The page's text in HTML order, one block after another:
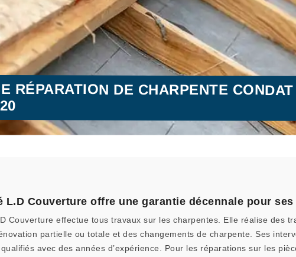
RÉPARATION DE CHARPENTE
L.D Couverture offre une garantie décennale pour
Couverture effectue tous travaux sur les charpentes. Elle réalise des
partielle ou totale et des changements de charpente. Ses
avec des années d’expérience. Pour les réparations sur les